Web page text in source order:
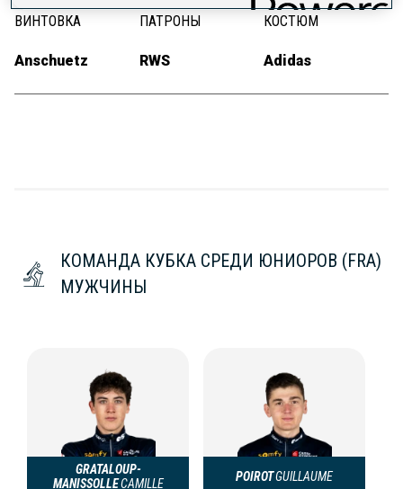
ВИНТОВКА
Anschuetz
ПАТРОНЫ
RWS
КОСТЮМ
Adidas
КОМАНДА КУБКА СРЕДИ ЮНИОРОВ (FRA)
МУЖЧИНЫ
GRATALOUP-
MANISSOLLECAMILLE POIROTGUILLAUME